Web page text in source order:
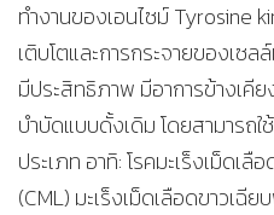
ทำงานของเอนไซม์ Tyrosine
เติบโตและการกระจายของเซล
มีประสิทธิภาพ มีอาการข้างเคีย
บำบัดแบบดั้งเดิม โดยสามารถใ
ประเภท อาทิ: โรคมะเร็งเม็ดเ
(CML) มะเร็งเม็ดเลือดขาวเ